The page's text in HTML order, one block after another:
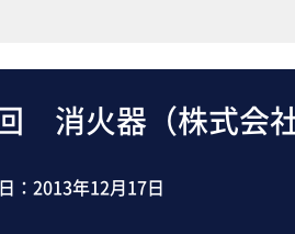
消火器（株式会
： 2013年12月17日